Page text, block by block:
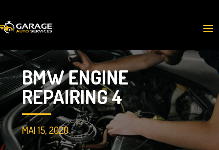
BMW ENGINE
REPAIRING 4
MAI 15, 2020